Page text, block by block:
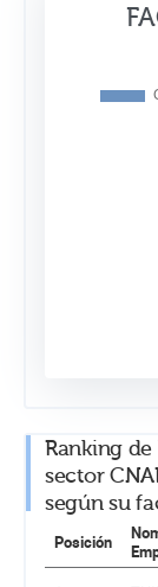
Ranking
sector
según su
Posición